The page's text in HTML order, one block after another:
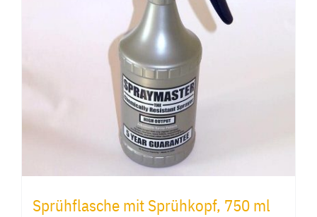
Sprühflasche mit Sprühkopf, 750 ml